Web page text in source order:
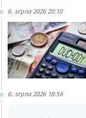
6. srpna 2026 20:10
6. srpna 2026 18:56